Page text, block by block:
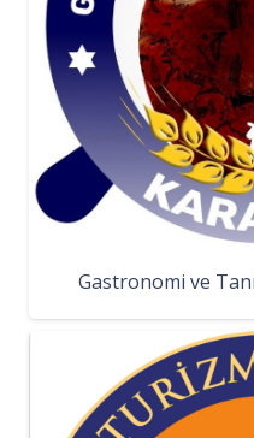
Gastronomi ve